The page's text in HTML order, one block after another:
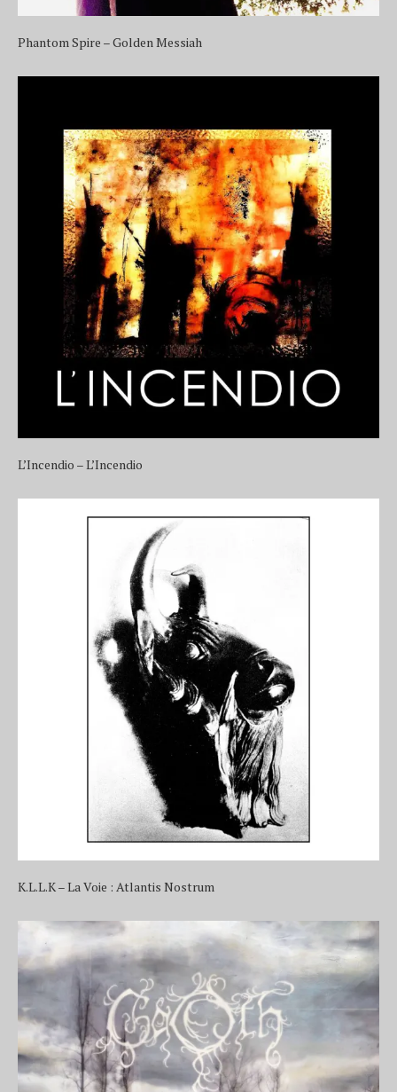
Phantom Spire – Golden Messiah
L’Incendio – L’Incendio
K.L.L.K – La Voie : Atlantis Nostrum